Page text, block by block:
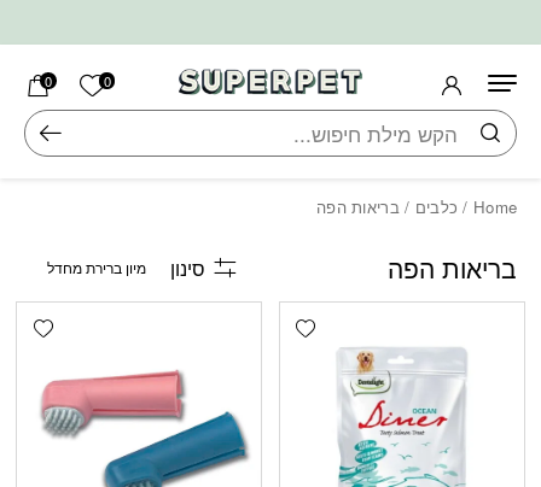
0 הרשימה
0
חיפוש
Home
/ כלבים / בריאות הפה
בריאות הפה סינון
Add wishlist